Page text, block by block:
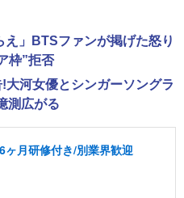
え」BTSファンが掲げた怒り
枠”拒否
大河女優とシンガーソングラ
測広がる
月研修付き/別業界歓迎